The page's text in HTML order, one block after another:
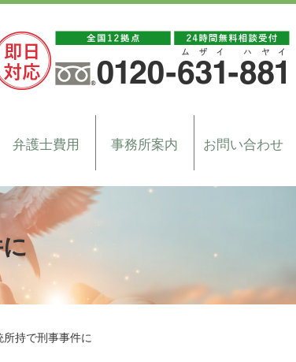
弁護士費用 事務所案内 お問い合わせ
持で刑事事件に